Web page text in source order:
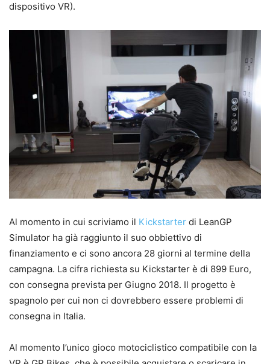
dispositivo VR).
Al momento in cui scriviamo il Kickstarter di LeanGP
Simulator ha già raggiunto il suo obbiettivo di
finanziamento e ci sono ancora 28 giorni al termine della
campagna. La cifra richiesta su Kickstarter è di 899 Euro,
con consegna prevista per Giugno 2018. Il progetto è
spagnolo per cui non ci dovrebbero essere problemi di
consegna in Italia.
Al momento l’unico gioco motociclistico compatibile con la